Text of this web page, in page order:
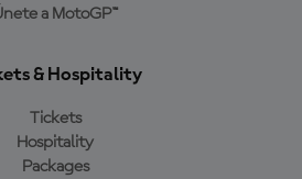
a MotoGP™
& Hospitality
Tickets
Hospitality
Packages